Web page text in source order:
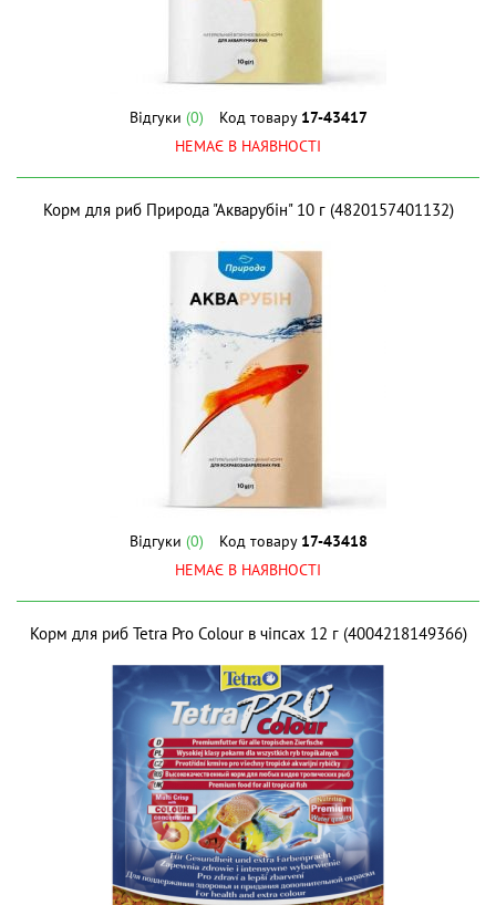
Відгуки (0) Код товару 17-43417
НЕМАЄ В НАЯВНОСТІ
Корм для риб Природа "Акварубін" 10 г (4820157401132)
Відгуки (0) Код товару 17-43418
НЕМАЄ В НАЯВНОСТІ
Корм для риб Tetra Pro Colour в чіпсах 12 г (4004218149366)